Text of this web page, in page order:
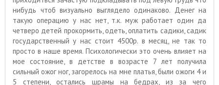
нибудь чтоб визуально выглядело одинаково. Денег на
такую операцию у нас нет, т.к. муж работает один да
четверо детей прокормить, одеть, оплатить садики, садик
государственный у нас стоит 4500р. в месяц, не так то
просто в наше время. Психологически это очень влияет на
мое состояние, в детстве в возрасте 7 лет получила
сильный ожог ног, загорелось на мне платья, были ожоги 4 и
5 степени, остались шрамы на бедрах, из за чего